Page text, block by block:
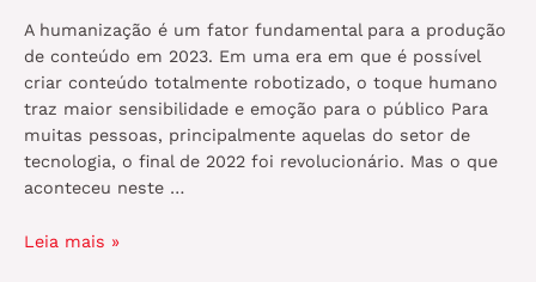
A humanização é um fator fundamental para a produção
de conteúdo em 2023. Em uma era em que é possível
criar conteúdo totalmente robotizado, o toque humano
traz maior sensibilidade e emoção para o público Para
muitas pessoas, principalmente aquelas do setor de
tecnologia, o final de 2022 foi revolucionário. Mas o que
aconteceu neste …
O
Leia mais »